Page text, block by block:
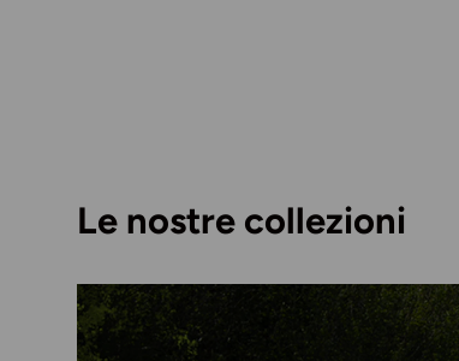
Le nostre collezioni